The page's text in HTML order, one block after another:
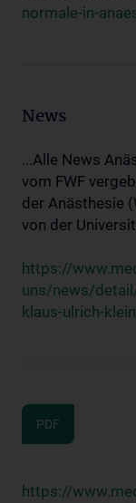
normale-in-
News
...Alle News
vom FWF
der Anästhesie
von der
https://
uns/news/
klaus-ulrich-
PDF
https://